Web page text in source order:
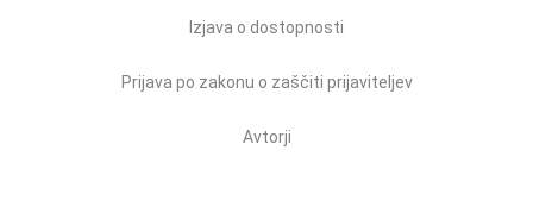
Izjava o dostopnosti
Prijava po zakonu o zaščiti prijaviteljev
Avtorji